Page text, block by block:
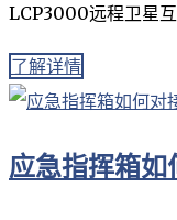
LCP3000远程卫星
了解详情
应急指挥箱